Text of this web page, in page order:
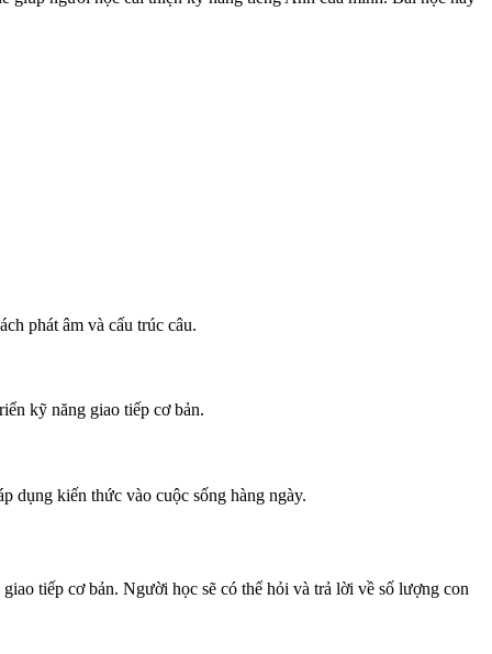
phát âm và cấu trúc câu.
kỹ năng giao tiếp cơ bản.
dụng kiến thức vào cuộc sống hàng ngày.
tiếp cơ bản. Người học sẽ có thể hỏi và trả lời về số lượng con